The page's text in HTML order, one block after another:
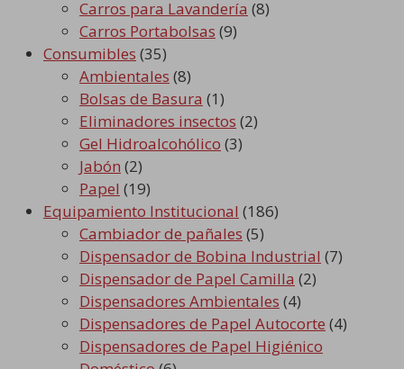
Carros para Lavandería (8)
Carros Portabolsas (9)
Consumibles (35)
Ambientales (8)
Bolsas de Basura (1)
Eliminadores insectos (2)
Gel Hidroalcohólico (3)
Jabón (2)
Papel (19)
Equipamiento Institucional (186)
Cambiador de pañales (5)
Dispensador de Bobina Industrial (7)
Dispensador de Papel Camilla (2)
Dispensadores Ambientales (4)
Dispensadores de Papel Autocorte (4)
Dispensadores de Papel Higiénico